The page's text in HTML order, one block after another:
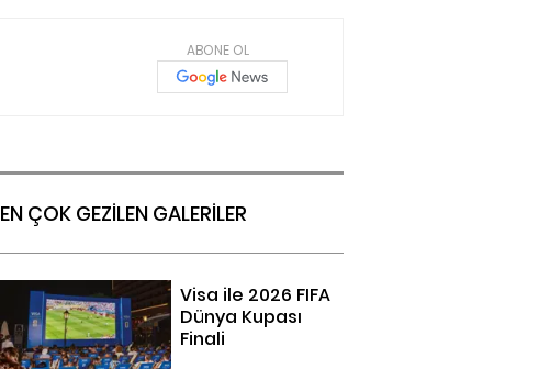
ABONE OL
EN ÇOK GEZİLEN GALERİLER
Visa ile 2026 FIFA
Dünya Kupası
Finali